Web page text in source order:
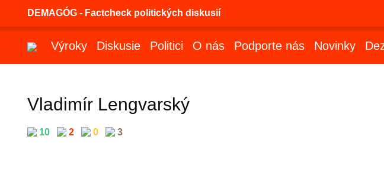
DEMAGÓG - Factcheck politických diskusií
Výroky Diskusie Politici O nás Podporte nás Novinky
Vladimír Lengvarský
10 2 0 3